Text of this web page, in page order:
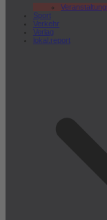
Sport
Verkehr
Verlag
lokal.report